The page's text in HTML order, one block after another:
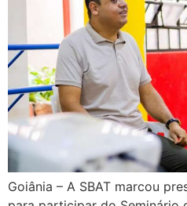
Goiânia – A SBAT marcou